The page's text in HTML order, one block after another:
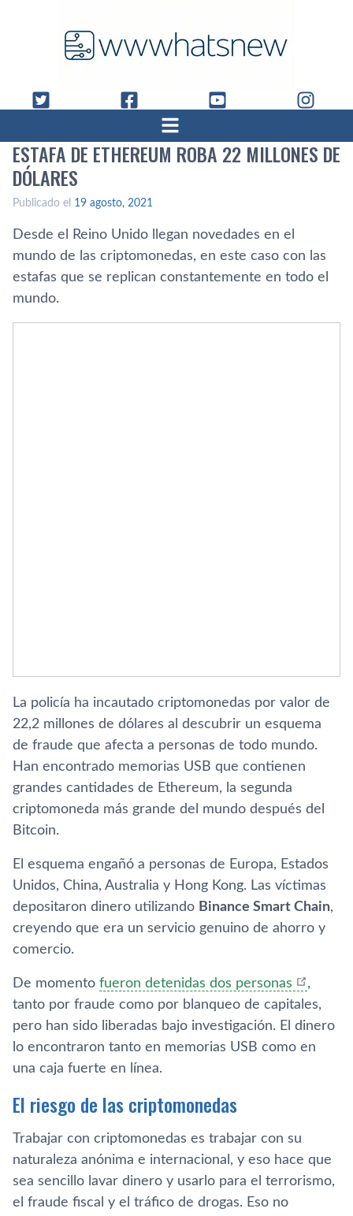
ESTAFA DE ETHEREUM ROBA 22 MILLONES DE
DÓLARES
Publicado el 19 agosto, 2021
Desde el Reino Unido llegan novedades en el
mundo de las criptomonedas, en este caso con las
estafas que se replican constantemente en todo el
mundo.
La policía ha incautado criptomonedas por valor de
22,2 millones de dólares al descubrir un esquema
de fraude que afecta a personas de todo mundo.
Han encontrado memorias USB que contienen
grandes cantidades de Ethereum, la segunda
criptomoneda más grande del mundo después del
Bitcoin.
El esquema engañó a personas de Europa, Estados
Unidos, China, Australia y Hong Kong. Las víctimas
depositaron dinero utilizando Binance Smart Chain,
creyendo que era un servicio genuino de ahorro y
comercio.
De momento fueron detenidas dos personas
,
tanto por fraude como por blanqueo de capitales,
pero han sido liberadas bajo investigación. El dinero
lo encontraron tanto en memorias USB como en
una caja fuerte en línea.
El riesgo de las criptomonedas
Trabajar con criptomonedas es trabajar con su
naturaleza anónima e internacional, y eso hace que
sea sencillo lavar dinero y usarlo para el terrorismo,
el fraude fiscal y el tráfico de drogas. Eso no